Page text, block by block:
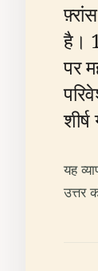
है।
पर
यह
उत्तर